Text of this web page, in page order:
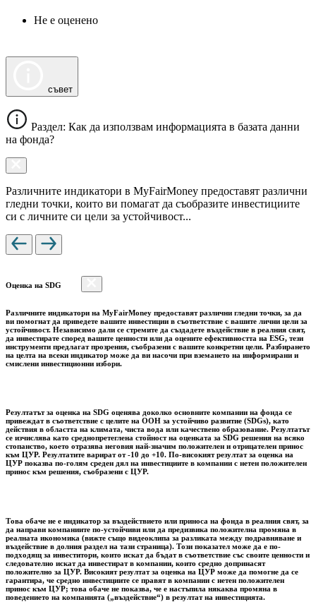
Не е оценено
съвет
Раздел: Как да използвам информацията в базата данни
на фонда?
Различните индикатори в MyFairMoney предоставят различни
гледни точки, които ви помагат да съобразите инвестициите
си с личните си цели за устойчивост...
Оценка на SDG
Различните индикатори на MyFairMoney предоставят различни гледни точки, за да
ви помогнат да приведете вашите инвестиции в съответствие с вашите лични цели за
устойчивост. Независимо дали се стремите да създадете въздействие в реалния свят,
да инвестирате според вашите ценности или да оцените ефективността на ESG, тези
инструменти предлагат прозрения, съобразени с вашите конкретни цели. Разбирането
на целта на всеки индикатор може да ви насочи при вземането на информирани и
смислени инвестиционни избори.
Резултатът за оценка на SDG оценява доколко основните компании на фонда се
привеждат в съответствие с целите на ООН за устойчиво развитие (SDGs), като
действия в областта на климата, чиста вода или качествено образование. Резултатът
се изчислява като среднопретеглена стойност на оценката за SDG решения на всяко
стопанство, което отразява неговия най-значим положителен и отрицателен принос
към ЦУР. Резултатите варират от -10 до +10. По-високият резултат за оценка на
ЦУР показва по-голям среден дял на инвестициите в компании с нетен положителен
принос към решения, съобразени с ЦУР.
Това обаче не е индикатор за въздействието или приноса на фонда в реалния свят, за
да направи компаниите по-устойчиви или да предизвика положителна промяна в
реалната икономика (вижте също видеоклипа за разликата между подравняване и
въздействие в долния раздел на тази страница). Този показател може да е по-
подходящ за инвеститори, които искат да бъдат в съответствие със своите ценности и
следователно искат да инвестират в компании, които средно допринасят
положително за ЦУР. Високият резултат за оценка на ЦУР може да помогне да се
гарантира, че средно инвестициите се правят в компании с нетен положителен
принос към ЦУР; това обаче не показва, че е настъпила някаква промяна в
поведението на компанията („въздействие“) в резултат на инвестицията.